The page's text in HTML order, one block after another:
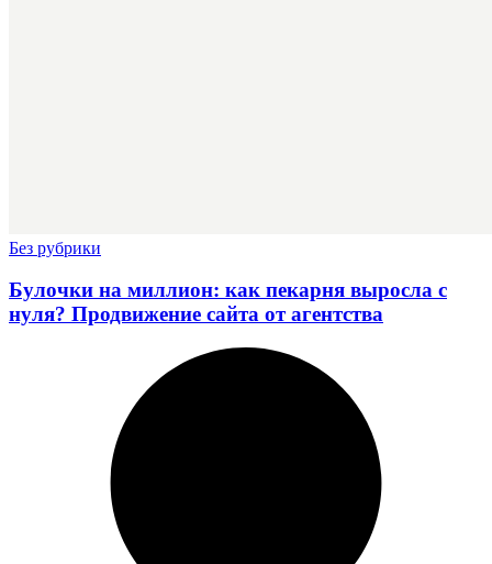
Без рубрики
Булочки на миллион: как пекарня выросла с
нуля? Продвижение сайта от агентства